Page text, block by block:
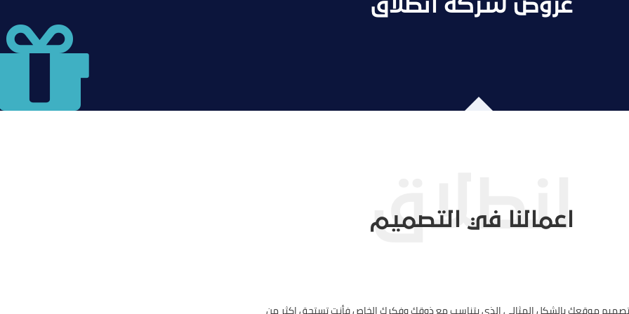
عروض شركة انطلاق
اعمالنا في التصميم